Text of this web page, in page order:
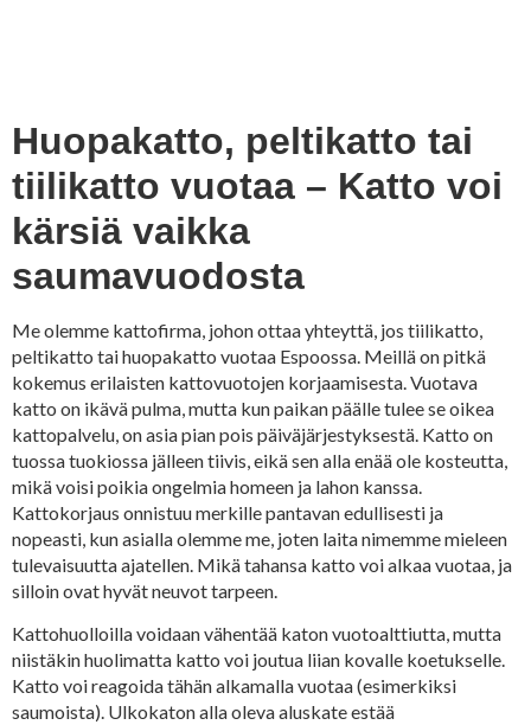
Huopakatto, peltikatto tai
tiilikatto vuotaa – Katto voi
kärsiä vaikka
saumavuodosta
Me olemme kattofirma, johon ottaa yhteyttä, jos tiilikatto,
peltikatto tai huopakatto vuotaa Espoossa. Meillä on pitkä
kokemus erilaisten kattovuotojen korjaamisesta. Vuotava
katto on ikävä pulma, mutta kun paikan päälle tulee se oikea
kattopalvelu, on asia pian pois päiväjärjestyksestä. Katto on
tuossa tuokiossa jälleen tiivis, eikä sen alla enää ole kosteutta,
mikä voisi poikia ongelmia homeen ja lahon kanssa.
Kattokorjaus onnistuu merkille pantavan edullisesti ja
nopeasti, kun asialla olemme me, joten laita nimemme mieleen
tulevaisuutta ajatellen. Mikä tahansa katto voi alkaa vuotaa, ja
silloin ovat hyvät neuvot tarpeen.
Kattohuolloilla voidaan vähentää katon vuotoalttiutta, mutta
niistäkin huolimatta katto voi joutua liian kovalle koetukselle.
Katto voi reagoida tähän alkamalla vuotaa (esimerkiksi
saumoista). Ulkokaton alla oleva aluskate estää